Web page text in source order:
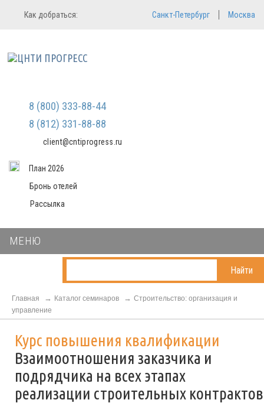
Регистрация
Мы не передаем ваши данные
третьим лицам и не рассылаем
Вход в систему
Как добраться: Санкт-Петербург Москва
8 (800) 333-88-44
8 (812) 331-88-88
client@cntiprogress.ru
План 2026
Бронь отелей
Рассылка
МЕНЮ
Найти
Главная Каталог семинаров
Строительство: организация и
управление
Курс повышения квалификации
Взаимоотношения заказчика и
подрядчика на всех этапах
реализации строительных контрактов